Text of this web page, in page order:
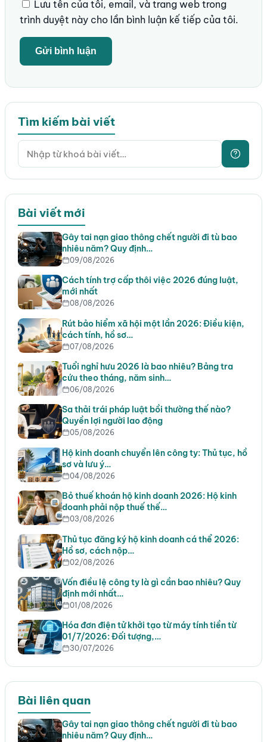
Lưu tên của tôi, email, và trang web trong
trình duyệt này cho lần bình luận kế tiếp của tôi.
Tìm kiếm bài viết
Bài viết mới
Gây tai nạn giao thông chết người đi tù bao
nhiêu năm? Quy định…
09/08/2026
Cách tính trợ cấp thôi việc 2026 đúng luật,
mới nhất
08/08/2026
Rút bảo hiểm xã hội một lần 2026: Điều kiện,
cách tính, hồ sơ…
07/08/2026
Tuổi nghỉ hưu 2026 là bao nhiêu? Bảng tra
cứu theo tháng, năm sinh…
06/08/2026
Sa thải trái pháp luật bồi thường thế nào?
Quyền lợi người lao động
05/08/2026
Hộ kinh doanh chuyển lên công ty: Thủ tục, hồ
sơ và lưu ý…
04/08/2026
Bỏ thuế khoán hộ kinh doanh 2026: Hộ kinh
doanh phải nộp thuế thế…
03/08/2026
Thủ tục đăng ký hộ kinh doanh cá thể 2026:
Hồ sơ, cách nộp…
02/08/2026
Vốn điều lệ công ty là gì cần bao nhiêu? Quy
định mới nhất…
01/08/2026
Hóa đơn điện tử khởi tạo từ máy tính tiền từ
01/7/2026: Đối tượng,…
30/07/2026
Bài liên quan
Gây tai nạn giao thông chết người đi tù bao
nhiêu năm? Quy định…